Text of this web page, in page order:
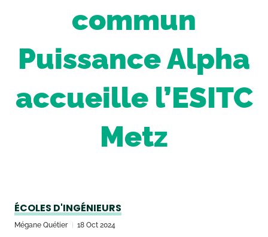
commun
Puissance Alpha
accueille l’ESITC
Metz
ÉCOLES D'INGÉNIEURS
Mégane Quétier 18 Oct 2024